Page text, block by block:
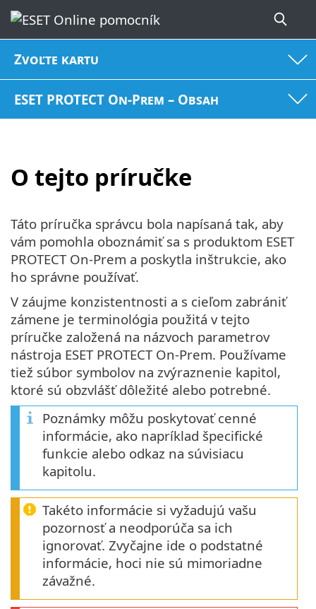
Zvoľte kartu
ESET PROTECT On-Prem – Obsah
O tejto príručke
Táto príručka správcu bola napísaná tak, aby
vám pomohla oboznámiť sa s produktom ESET
PROTECT On-Prem a poskytla inštrukcie, ako
ho správne používať.
V záujme konzistentnosti a s cieľom zabrániť
zámene je terminológia použitá v tejto
príručke založená na názvoch parametrov
nástroja ESET PROTECT On-Prem. Používame
tiež súbor symbolov na zvýraznenie kapitol,
ktoré sú obzvlášť dôležité alebo potrebné.
Poznámky môžu poskytovať cenné
informácie, ako napríklad špecifické
funkcie alebo odkaz na súvisiacu
kapitolu.
Takéto informácie si vyžadujú vašu
pozornosť a neodporúča sa ich
ignorovať. Zvyčajne ide o podstatné
informácie, hoci nie sú mimoriadne
závažné.